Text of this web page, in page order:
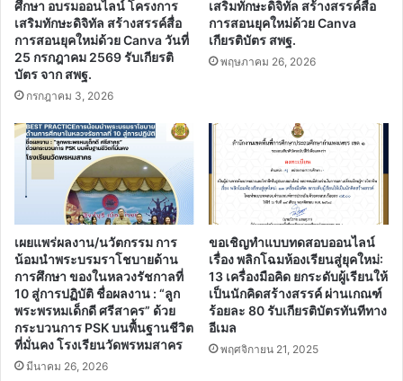
ศึกษา อบรมออนไลน์ โครงการ
เสริมทักษะดิจิทัล สร้างสรรค์สื่อ
การสอนยุคใหม่ด้วย Canva วันที่
25 กรกฎาคม 2569 รับเกียรติ
บัตร จาก สพฐ.
กรกฎาคม 3, 2026
เสริมทักษะดิจิทัล สร้างสรรค์สื่อ
การสอนยุคใหม่ด้วย Canva
เกียรติบัตร สพฐ.
พฤษภาคม 26, 2026
เผยแพร่ผลงาน/นวัตกรรม การ
น้อมนำพระบรมราโชบายด้าน
การศึกษา ของในหลวงรัชกาลที่
10 สู่การปฏิบัติ ชื่อผลงาน : “ลูก
พระพรหมเด็กดี ศรีสาคร” ด้วย
กระบวนการ PSK บนพื้นฐานชีวิต
ที่มั่นคง โรงเรียนวัดพรหมสาคร
มีนาคม 26, 2026
ขอเชิญทำแบบทดสอบออนไลน์
เรื่อง พลิกโฉมห้องเรียนสู่ยุคใหม่:
13 เครื่องมือคิด ยกระดับผู้เรียนให้
เป็นนักคิดสร้างสรรค์ ผ่านเกณฑ์
ร้อยละ 80 รับเกียรติบัตรทันทีทาง
อีเมล
พฤศจิกายน 21, 2025